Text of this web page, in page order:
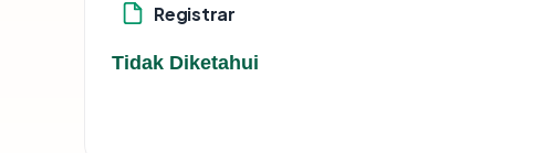
Registrar
Tidak Diketahui